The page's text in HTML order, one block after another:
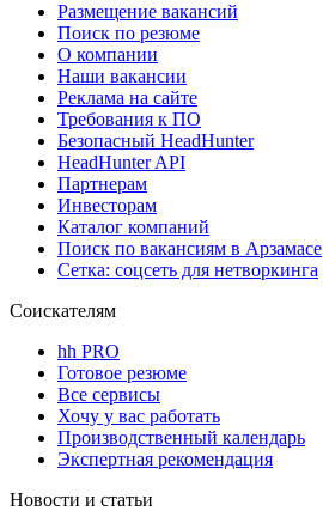
Размещение вакансий
Поиск по резюме
О компании
Наши вакансии
Реклама на сайте
Требования к ПО
Безопасный HeadHunter
HeadHunter API
Партнерам
Инвесторам
Каталог компаний
Поиск по вакансиям в Арзамасе
Сетка: соцсеть для нетворкинга
Соискателям
hh PRO
Готовое резюме
Все сервисы
Хочу у вас работать
Производственный календарь
Экспертная рекомендация
Новости и статьи